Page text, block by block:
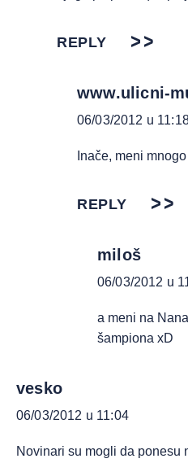
REPLY
www.ulicni-
06/03/2012 u
Inače, meni
REPLY
miloš
06/03/2012 u
a meni na
šampiona xD
vesko
06/03/2012 u 11:04
Novinari su mogli da ponesu